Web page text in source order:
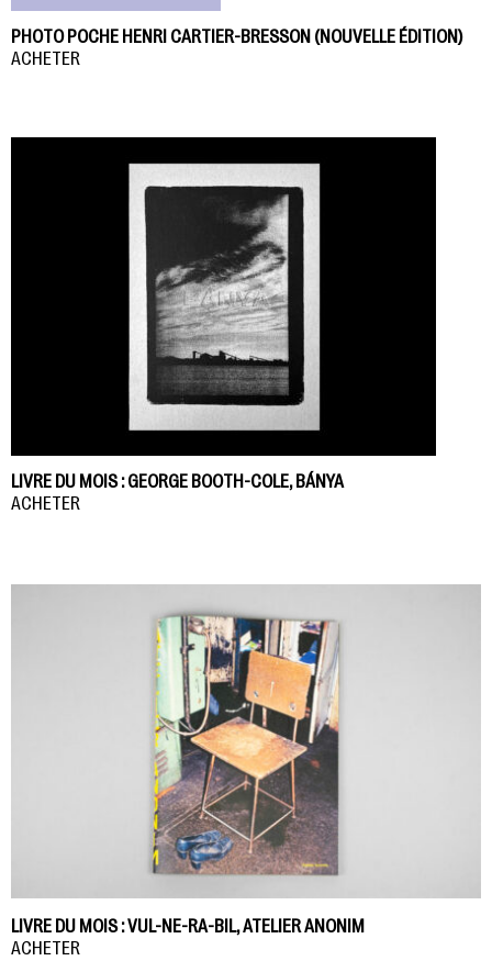
PHOTO POCHE HENRI CARTIER-BRESSON (NOUVELLE ÉDITION)
ACHETER
LIVRE DU MOIS : GEORGE BOOTH-COLE, BÁNYA
ACHETER
LIVRE DU MOIS : VUL-NE-RA-BIL, ATELIER ANONIM
ACHETER